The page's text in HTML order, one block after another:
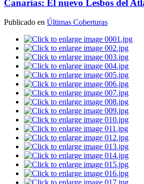
Canarias: El nuevo Lesbos del
Publicado en Últimas Coberturas